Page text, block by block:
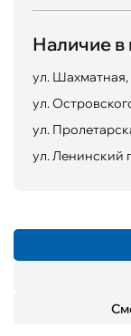
Наличие в
ул. Шахматная,
ул.
ул.
ул. Ленинский